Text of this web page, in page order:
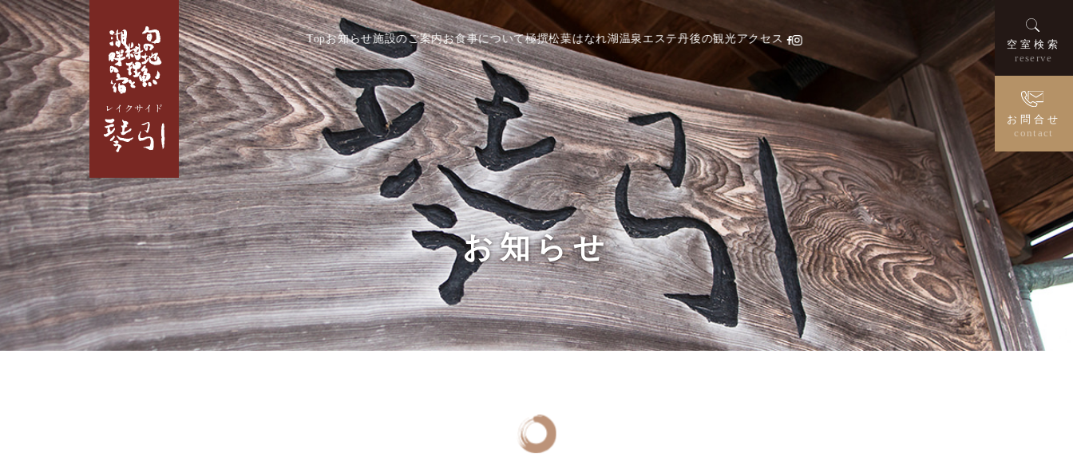
Topお知らせ施設のご案内お食事について極撰松葉はなれ湖温泉エステ丹後の観光アクセス
お知らせ
空室検索
reserve
チェックイン
ご予約・プラ
お問合せ
contact